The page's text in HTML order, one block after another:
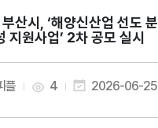
지원사업’ 2차 공모 실시
플 4 2026-06-25